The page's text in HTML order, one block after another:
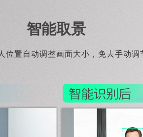
智能取景
位置自动调整画面大小，免去手动